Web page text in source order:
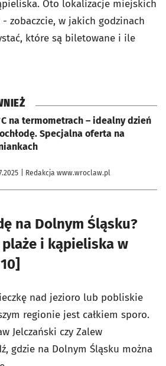
Oto lokalizacje miejskich
zobaczcie, w jakich godzinach
które są biletowane i ile
na termometrach – idealny dzień
Specjalna oferta na
| Redakcja www.wroclaw.pl
na Dolnym Śląsku?
i kąpieliska w
nad jezioro lub pobliskie
regionie jest całkiem sporo.
Jelczański czy Zalew
gdzie na Dolnym Śląsku można